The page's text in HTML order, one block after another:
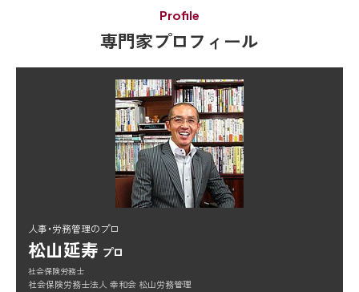
Profile
専門家プロフィール
人事・労務管理のプロ
松山延寿 プロ
社会保険労務士
社会保険労務士法人 幸和会 松山労務管理